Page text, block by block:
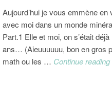
Aujourd’hui je vous emmène
avec moi dans un monde
Part.1 Elle et moi, on s’était
ans… (Aieuuuuuu, bon en gros
math ou les … Continue reading